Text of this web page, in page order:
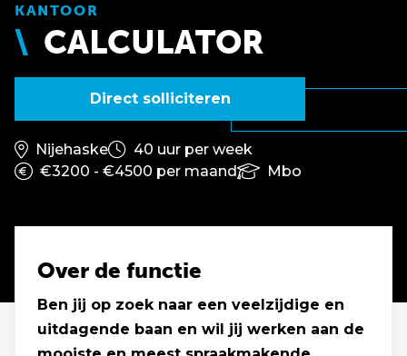
KANTOOR
CALCULATOR
Direct solliciteren
Nijehaske
40 uur per week
€3200 - €4500 per maand
Mbo
Over de functie
Ben jij op zoek naar een veelzijdige en
uitdagende baan en wil jij werken aan de